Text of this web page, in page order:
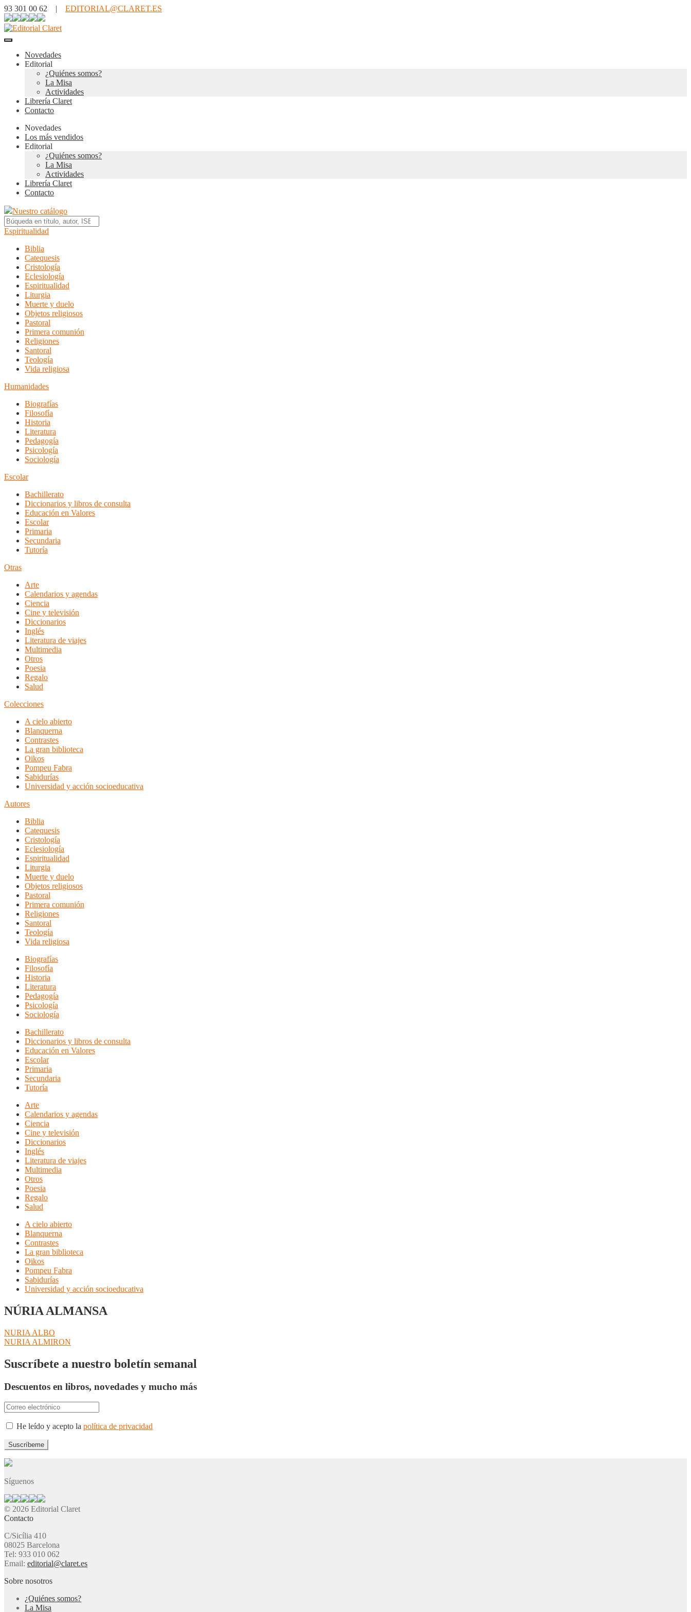
93 301 00 62 | EDITORIAL@CLARET.ES
Novedades
Editorial
¿Quiénes somos?
La Misa
Actividades
Librería Claret
Contacto
Novedades
Los más vendidos
Editorial
¿Quiénes somos?
La Misa
Actividades
Librería Claret
Contacto
Nuestro catálogo
Espiritualidad
Biblia
Catequesis
Cristología
Eclesiología
Espiritualidad
Liturgia
Muerte y duelo
Objetos religiosos
Pastoral
Primera comunión
Religiones
Santoral
Teología
Vida religiosa
Humanidades
Biografías
Filosofía
Historia
Literatura
Pedagogía
Psicología
Sociología
Escolar
Bachillerato
Diccionarios y libros de consulta
Educación en Valores
Escolar
Primaria
Secundaria
Tutoría
Otras
Arte
Calendarios y agendas
Ciencia
Cine y televisión
Diccionarios
Inglés
Literatura de viajes
Multimedia
Otros
Poesia
Regalo
Salud
Colecciones
A cielo abierto
Blanquerna
Contrastes
La gran biblioteca
Oikos
Pompeu Fabra
Sabidurías
Universidad y acción socioeducativa
Autores
Biblia
Catequesis
Cristología
Eclesiología
Espiritualidad
Liturgia
Muerte y duelo
Objetos religiosos
Pastoral
Primera comunión
Religiones
Santoral
Teología
Vida religiosa
Biografías
Filosofía
Historia
Literatura
Pedagogía
Psicología
Sociología
Bachillerato
Diccionarios y libros de consulta
Educación en Valores
Escolar
Primaria
Secundaria
Tutoría
Arte
Calendarios y agendas
Ciencia
Cine y televisión
Diccionarios
Inglés
Literatura de viajes
Multimedia
Otros
Poesia
Regalo
Salud
A cielo abierto
Blanquerna
Contrastes
La gran biblioteca
Oikos
Pompeu Fabra
Sabidurías
Universidad y acción socioeducativa
NÚRIA ALMANSA
Navegación
de
entradas
Anterior:
NURIA ALBO
Siguiente:
NURIA ALMIRON
Suscríbete a nuestro boletín semanal
Descuentos en libros, novedades y mucho más
He leído y acepto la política de privacidad
Síguenos
© 2026 Editorial Claret
Contacto
C/Sicília 410
08025 Barcelona
Tel: 933 010 062
Email: editorial@claret.es
Sobre nosotros
¿Quiénes somos?
La Misa